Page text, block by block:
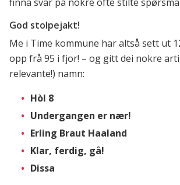
God stolpejakt!
Me i Time kommune har altså sett ut
opp frå 95 i fjor! – og gitt dei nokre
relevante!) namn:
Hòl 8
Undergangen er nær!
Erling Braut Haaland
Klar, ferdig, gå!
Dissa